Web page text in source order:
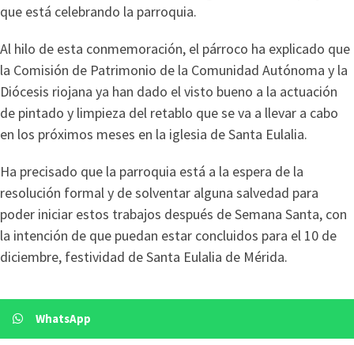
que está celebrando la parroquia.
Al hilo de esta conmemoración, el párroco ha explicado que
la Comisión de Patrimonio de la Comunidad Autónoma y la
Diócesis riojana ya han dado el visto bueno a la actuación
de pintado y limpieza del retablo que se va a llevar a cabo
en los próximos meses en la iglesia de Santa Eulalia.
Ha precisado que la parroquia está a la espera de la
resolución formal y de solventar alguna salvedad para
poder iniciar estos trabajos después de Semana Santa, con
la intención de que puedan estar concluidos para el 10 de
diciembre, festividad de Santa Eulalia de Mérida.
WhatsApp